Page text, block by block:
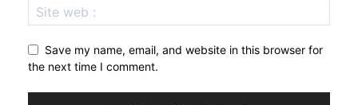
Save my name, email, and website in this browser for
the next time I comment.